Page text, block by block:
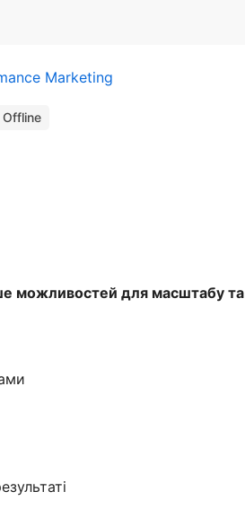
Marketing
Offline
можливостей для масштабу та